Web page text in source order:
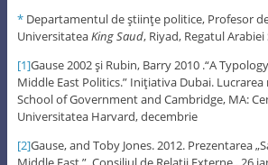
*Departamentul de ştiinţe politice, Profesor
UniversitateaKing Saud, Riyad, Regatul
[1]Gause 2002 şi Rubin, Barry 2010 .“A
Middle East Politics.” Iniţiativa Dubai. Lucrarea
School of Government and Cambridge, MA:
Universitatea Harvard, decembrie
[2]Gause, and Toby Jones. 2012. Prezentarea